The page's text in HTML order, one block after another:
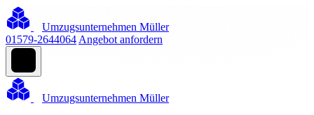
Umzugsunternehmen Müller
01579-2644064 Angebot anfordern
Umzugsunternehmen Müller